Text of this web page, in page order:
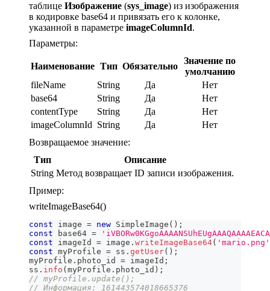
таблице Изображение (sys_image) из изображения
в кодировке base64 и привязать его к колонке,
указанной в параметре imageColumnId.
Параметры:
Наименование Тип Обязательно
Значение по
умолчанию
fileName
String Да
Нет
base64
String Да
Нет
contentType
String Да
Нет
imageColumnId String Да
Нет
Возвращаемое значение:
Тип
Описание
String Метод возвращает ID записи изображения.
Пример:
writeImageBase64()
const image = new SimpleImage ( ) ;
const base64 =
const imageId = image . writeImageBase64( 'mario.png'
const myProfile = ss . getUser( ) ;
myProfile . photo_id = imageId ;
ss . info ( myProfile . photo_id ) ;
// myProfile.update();
// Информация: 161443574018665376